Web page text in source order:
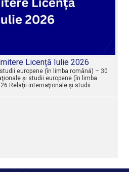
Licență Iulie 2026
europene (în limba română) – 30
şi studii europene (în limba
Relaţii internaţionale şi studii